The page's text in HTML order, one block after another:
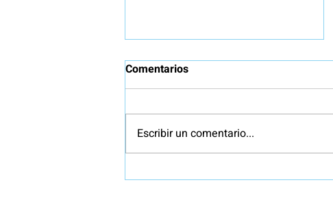
Comentarios
Escribir un comentario...